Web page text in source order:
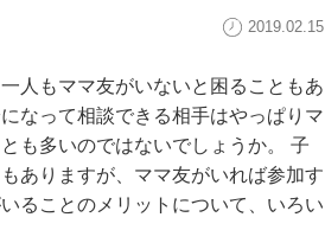
2019.02.15
人もママ友がいないと困ることもあ
なって相談できる相手はやっぱりマ
も多いのではないでしょうか。 子
ありますが、ママ友がいれば参加す
ることのメリットについて、いろい